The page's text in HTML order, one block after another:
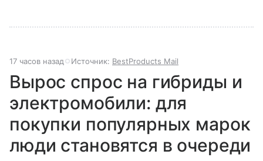
17 часов назад Источник: BestProducts Mail
Вырос спрос на гибриды и
электромобили: для
покупки популярных марок
люди становятся в очереди